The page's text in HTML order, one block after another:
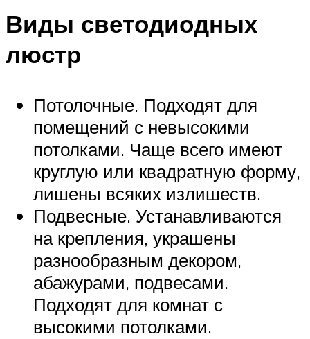
Виды светодиодных
люстр
Потолочные. Подходят для
помещений с невысокими
потолками. Чаще всего имеют
круглую или квадратную форму,
лишены всяких излишеств.
Подвесные. Устанавливаются
на крепления, украшены
разнообразным декором,
абажурами, подвесами.
Подходят для комнат с
высокими потолками.